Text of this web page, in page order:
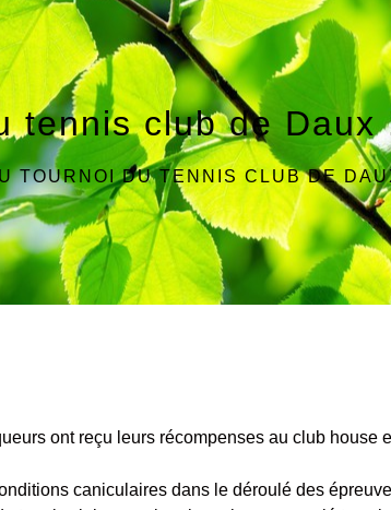
tennis club de Daux
TOURNOI DU TENNIS CLUB DE
ont reçu leurs récompenses au club house
caniculaires dans le déroulé des